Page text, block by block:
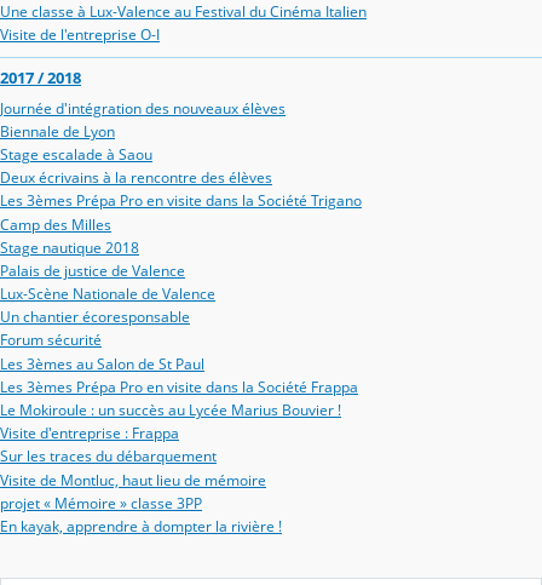
Une classe à Lux-Valence au Festival du Cinéma Italien
Visite de l'entreprise O-I
2017 / 2018
Journée d'intégration des nouveaux élèves
Biennale de Lyon
Stage escalade à Saou
Deux écrivains à la rencontre des élèves
Les 3èmes Prépa Pro en visite dans la Société Trigano
Camp des Milles
Stage nautique 2018
Palais de justice de Valence
Lux-Scène Nationale de Valence
Un chantier écoresponsable
Forum sécurité
Les 3èmes au Salon de St Paul
Les 3èmes Prépa Pro en visite dans la Société Frappa
Le Mokiroule : un succès au Lycée Marius Bouvier !
Visite d'entreprise : Frappa
Sur les traces du débarquement
Visite de Montluc, haut lieu de mémoire
projet « Mémoire » classe 3PP
En kayak, apprendre à dompter la rivière !